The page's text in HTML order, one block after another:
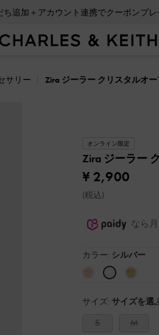
ち追加＋アカウント連携でクーポンプレ
サリー Zira ジーラー クリスタルオ
オンライン限定
Zira ジーラー
¥ 2,900
(税込)
なら
カラー: シルバー
サイズ: サイズを選
S M